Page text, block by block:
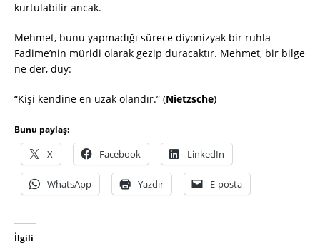
kurtulabilir ancak.
Mehmet, bunu yapmadığı sürece diyonizyak bir ruhla
Fadime’nin müridi olarak gezip duracaktır. Mehmet, bir bilge
ne der, duy:
“Kişi kendine en uzak olandır.” (Nietzsche)
Bunu paylaş:
X Facebook LinkedIn
WhatsApp Yazdır E-posta
İlgili